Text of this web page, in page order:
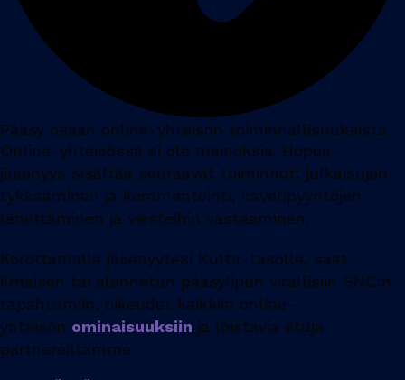
Pääsy osaan online-yhteisön toiminnallisuuksista
Online-yhteisössä ei ole mainoksia. Hopea-
jäsenyys sisältää seuraavat toiminnot: julkaisujen
tykkääminen ja kommentointi, kaveripyyntöjen
lähettäminen ja viesteihin vastaaminen.
Korottamalla jäsenyytesi Kulta-tasolle, saat
ilmaisen tai alennetun pääsylipun virallisiin SNC:n
tapahtumiin, oikeudet kaikkiin online-
yhteisön ominaisuuksiin ja loistavia etuja
partnereiltamme.